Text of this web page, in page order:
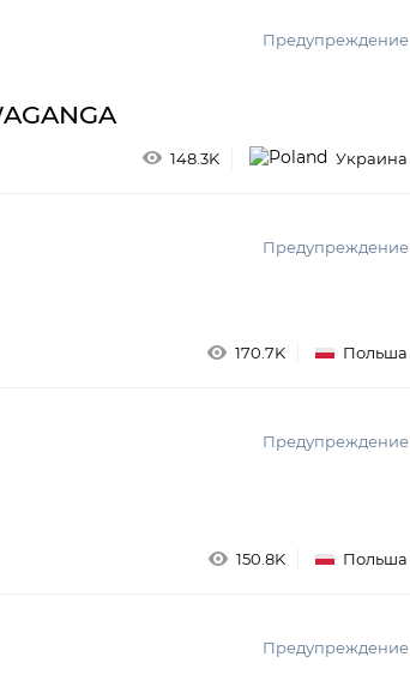
Предупреждение
148.3K Украина
Предупреждение
170.7K Польша
Предупреждение
150.8K Польша
Предупреждение